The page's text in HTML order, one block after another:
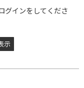
グインをしてくださ
示